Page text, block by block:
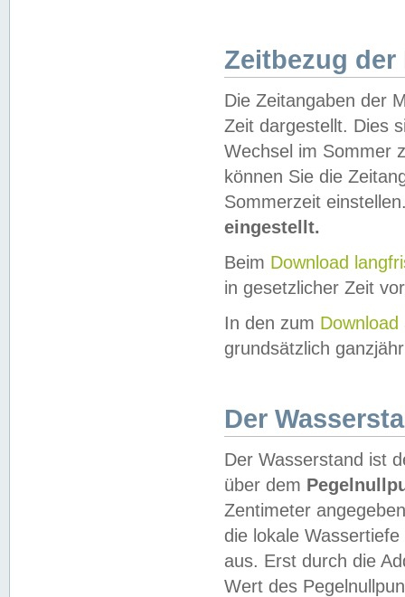
Zeitbezug der
Die Zeitangaben der
Zeit dargestellt. Dies
Wechsel im Sommer
können Sie die
Sommerzeit
eingestellt.
Beim Download
in gesetzlicher Zeit
In den zum Download
grundsätzlich
Der
Der Wasserstand ist
über dem
Zentimeter
die lokale
aus. Erst durch die
Wert des